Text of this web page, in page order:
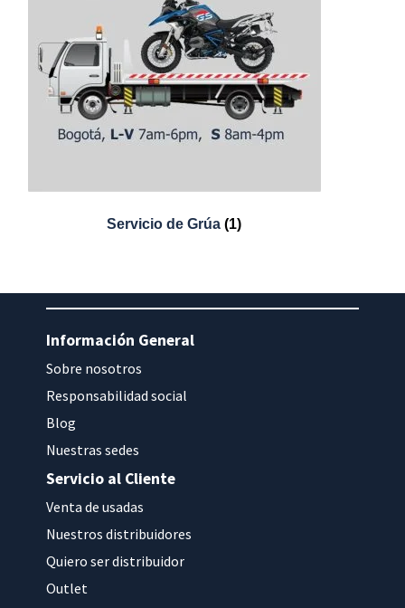
Servicio de Grúa(1)
Información General
Sobre nosotros
Responsabilidad social
Blog
Nuestras sedes
Servicio al Cliente
Venta de usadas
Nuestros distribuidores
Quiero ser distribuidor
Outlet